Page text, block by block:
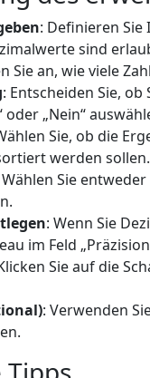
: Definieren
sind
Sie an, wie viele
: Entscheiden Sie,
oder „Nein“
Sie, ob die
werden sollen.
Wählen Sie
: Wenn Sie
im Feld
Sie auf die
: Verwenden